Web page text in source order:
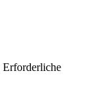
Erforderliche